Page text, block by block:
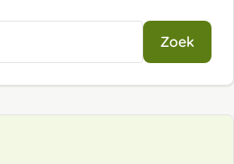
Zoek